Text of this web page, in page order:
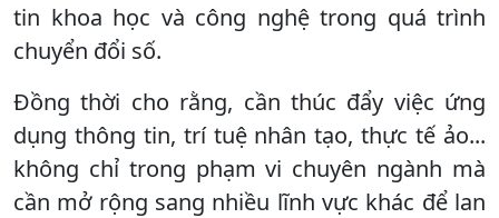
tin khoa học và công nghệ trong quá trình
chuyển đổi số.
Đồng thời cho rằng, cần thúc đẩy việc ứng
dụng thông tin, trí tuệ nhân tạo, thực tế ảo...
không chỉ trong phạm vi chuyên ngành mà
cần mở rộng sang nhiều lĩnh vực khác để lan